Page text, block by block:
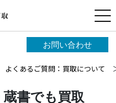
お問い合わせ
よくあるご質問：買取について
書でも買取